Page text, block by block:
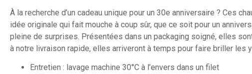
À la recherche d’un cadeau unique pour un 30e anniversaire ? Ces
idée originale qui fait mouche à coup sûr, que ce soit pour un
pleine de surprises. Présentées dans un packaging soigné, elles
à notre livraison rapide, elles arriveront à temps pour faire briller les
Entretien : lavage machine 30°C à l’envers dans un filet